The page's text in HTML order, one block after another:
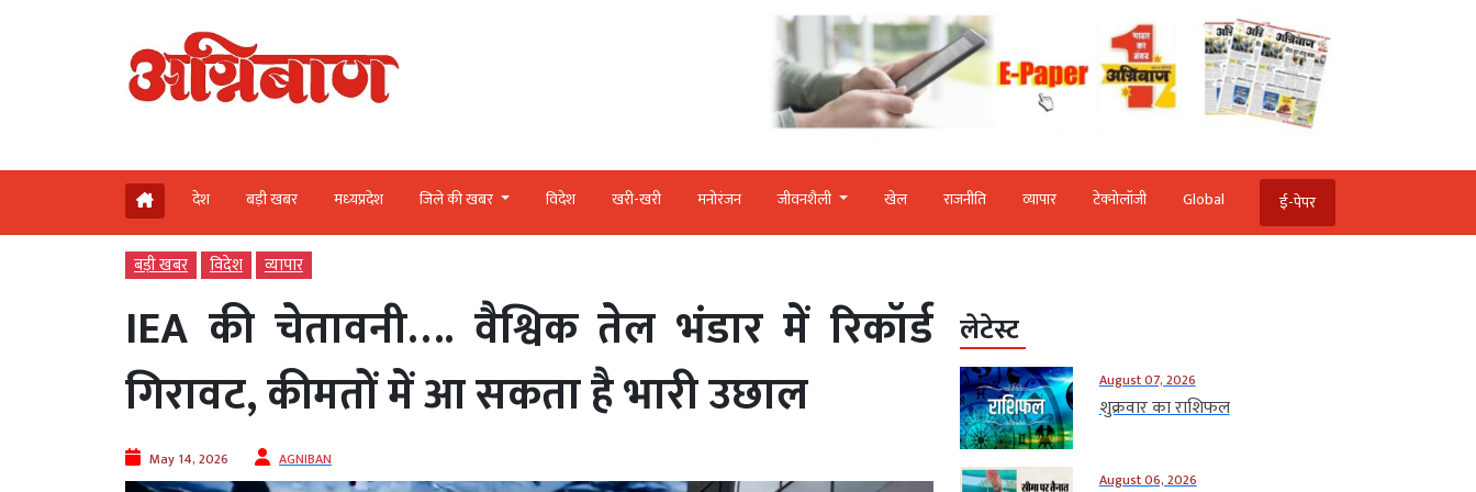
देश बड़ी खबर मध्‍यप्रदेश जिले की खबर विदेश खरी-खरी मनोरंजन जीवनशैली खेल राजनीति व्‍यापार टेक्‍नोलॉजी Global ई-पेपर
बड़ी खबर विदेश व्‍यापार
IEA की चेतावनी…. वैश्विक तेल भंडार में रिकॉर्ड
गिरावट, कीमतों में आ सकता है भारी उछाल
May 14, 2026 AGNIBAN
लेटेस्ट
August 07, 2026
शुक्रवार का राशिफल
August 06, 2026